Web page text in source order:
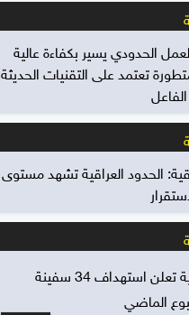
الحدودي يسير بكفاءة عالية
تعتمد على التقنيات الحديثة
الحدود العراقية تشهد مستوى
وزارة الدفاع الروسية تعلن استهداف 34 سفينة
الماضي